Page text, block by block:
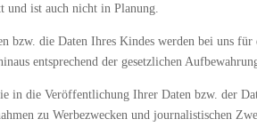
und ist auch nicht in Planung.
bzw. die Daten Ihres Kindes werden bei uns
entsprechend der gesetzlichen
in die Veröffentlichung Ihrer Daten bzw. der
zu Werbezwecken und journalistischen